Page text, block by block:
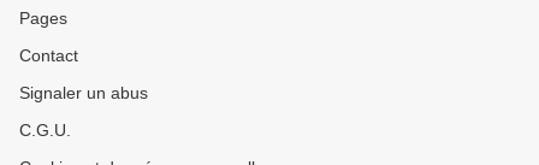
Pages
Contact
Signaler un abus
C.G.U.